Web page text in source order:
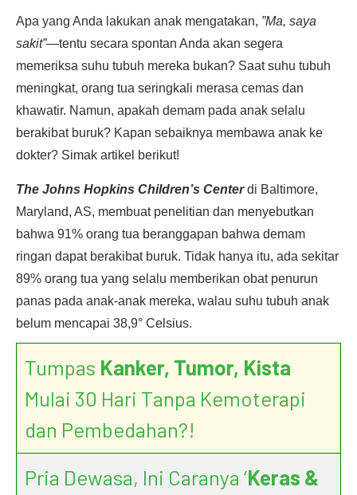
Apa yang Anda lakukan anak mengatakan, ”Ma, saya
sakit”—tentu secara spontan Anda akan segera
memeriksa suhu tubuh mereka bukan? Saat suhu tubuh
meningkat, orang tua seringkali merasa cemas dan
khawatir. Namun, apakah demam pada anak selalu
berakibat buruk? Kapan sebaiknya membawa anak ke
dokter? Simak artikel berikut!
The Johns Hopkins Children’s Centerdi Baltimore,
Maryland, AS, membuat penelitian dan menyebutkan
bahwa 91% orang tua beranggapan bahwa demam
ringan dapat berakibat buruk. Tidak hanya itu, ada sekitar
89% orang tua yang selalu memberikan obat penurun
panas pada anak-anak mereka, walau suhu tubuh anak
belum mencapai 38,9° Celsius.
Tumpas Kanker, Tumor, Kista
Mulai 30 Hari Tanpa Kemoterapi
dan Pembedahan?!
Pria Dewasa, Ini Caranya ‘Keras &